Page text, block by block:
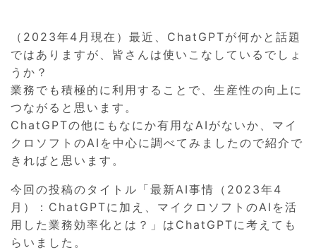
（2023年4月現在）最近、ChatGPTが何かと話題
ではありますが、皆さんは使いこなしているでしょ
うか？
業務でも積極的に利用することで、生産性の向上に
つながると思います。
ChatGPTの他にもなにか有用なAIがないか、マイ
クロソフトのAIを中心に調べてみましたので紹介で
きればと思います。
今回の投稿のタイトル「最新AI事情（2023年4
月）：ChatGPTに加え、マイクロソフトのAIを活
用した業務効率化とは？」はChatGPTに考えても
らいました。